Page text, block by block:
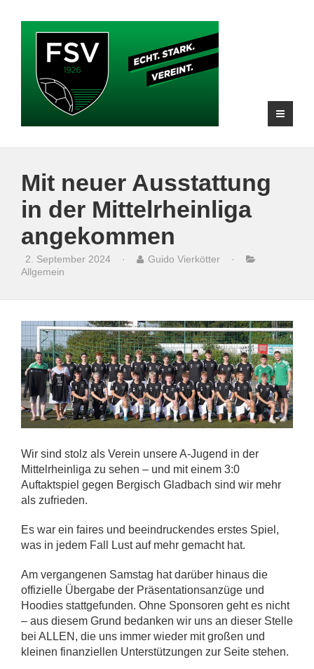
Mit neuer Ausstattung
in der Mittelrheinliga
angekommen
2. September 2024 · Guido Vierkötter
·
Allgemein
Wir sind stolz als Verein unsere A-Jugend in der
Mittelrheinliga zu sehen – und mit einem 3:0
Auftaktspiel gegen Bergisch Gladbach sind wir mehr
als zufrieden.
Es war ein faires und beeindruckendes erstes Spiel,
was in jedem Fall Lust auf mehr gemacht hat.
Am vergangenen Samstag hat darüber hinaus die
offizielle Übergabe der Präsentationsanzüge und
Hoodies stattgefunden. Ohne Sponsoren geht es nicht
– aus diesem Grund bedanken wir uns an dieser Stelle
bei ALLEN, die uns immer wieder mit großen und
kleinen finanziellen Unterstützungen zur Seite stehen.